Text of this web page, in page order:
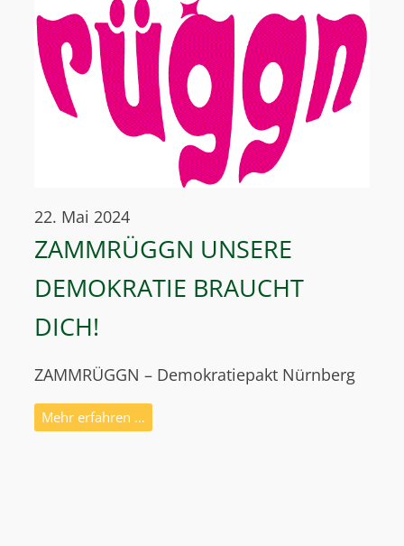
22. Mai 2024
ZAMMRÜGGN UNSERE
DEMOKRATIE BRAUCHT
DICH!
ZAMMRÜGGN – Demokratiepakt Nürnberg
Mehr erfahren …